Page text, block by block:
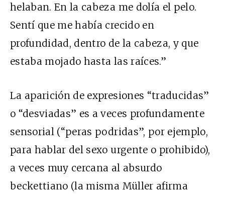
helaban. En la cabeza me dolía el pelo.
Sentí que me había crecido en
profundidad, dentro de la cabeza, y que
estaba mojado hasta las raíces.”
La aparición de expresiones “traducidas”
o “desviadas” es a veces profundamente
sensorial (“peras podridas”, por ejemplo,
para hablar del sexo urgente o prohibido),
a veces muy cercana al absurdo
beckettiano (la misma Müller afirma